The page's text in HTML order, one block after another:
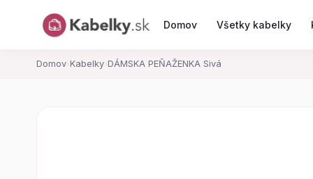
Domov Všetky kabelky
Domov› Kabelky› DÁMSKA PEŇAŽENKA Sivá